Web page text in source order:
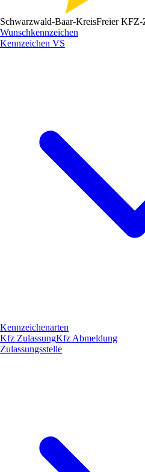
Schwarzwald-Baar-KreisFreier KFZ-
Wunschkennzeichen
Kennzeichen VS
Kennzeichenarten
Kfz ZulassungKfz Abmeldung
Zulassungsstelle